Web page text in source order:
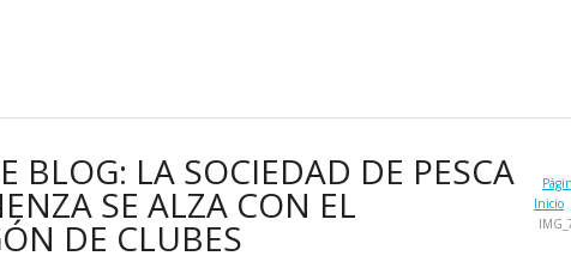
BLOG: LA SOCIEDAD DE PESCA
SE ALZA CON EL
DE CLUBES
Inicio